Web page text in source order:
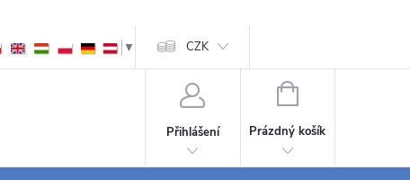
Zpracování osobních údajů GPSR
▼ CZK
Přihlášení
NÁKUPNÍ
Prázdný košík